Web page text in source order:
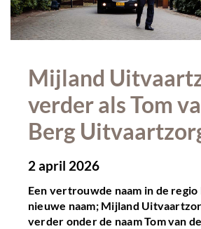
Mijland
verder als Tom
Berg
2 april 2026
Een vertrouwde naam in de
nieuwe naam; Mijland
verder onder de naam Tom van